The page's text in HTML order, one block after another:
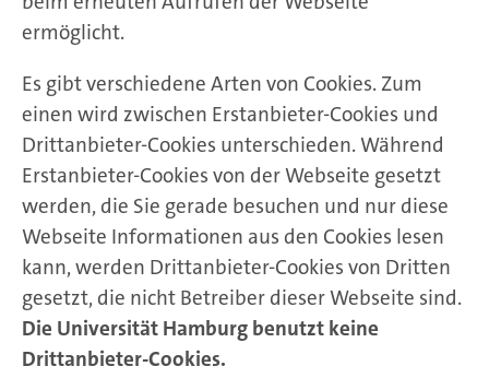
ermöglicht.
Es gibt verschiedene Arten von Cookies. Zum
einen wird zwischen Erstanbieter-Cookies und
Drittanbieter-Cookies unterschieden. Während
Erstanbieter-Cookies von der Webseite gesetzt
werden, die Sie gerade besuchen und nur diese
Webseite Informationen aus den Cookies lesen
kann, werden Drittanbieter-Cookies von Dritten
gesetzt, die nicht Betreiber dieser Webseite sind.
Die Universität Hamburg benutzt keine
Drittanbieter-Cookies.